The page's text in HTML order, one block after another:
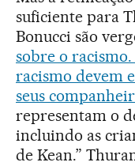
suficiente para
Bonucci são
sobre o
racismo devem
seus
representam o
incluindo as
de Kean.”